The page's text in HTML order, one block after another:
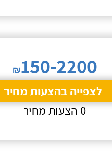
₪150-2200
לצפייה בהצעות מחיר
0 הצעות מחיר